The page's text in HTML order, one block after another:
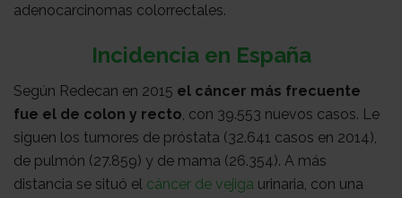
adenocarcinomas colorrectales.
Incidencia en España
Según Redecan en 2015 el cáncer más frecuente
fue el de colon y recto, con 39.553 nuevos casos. Le
siguen los tumores de próstata (32.641 casos en 2014),
de pulmón (27.859) y de mama (26.354). A más
distancia se situó el cáncer de vejiga urinaria, con una